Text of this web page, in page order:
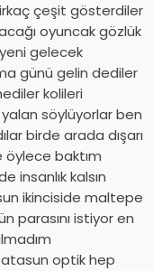
çeşit gösterdiler
oyuncak gözlük
gelecek
günü gelin dediler
kolileri
söylüyorlar ben
birde arada dışarı
öylece baktım
insanlık kalsın
ikinciside maltepe
parasını istiyor en
atasun optik hep